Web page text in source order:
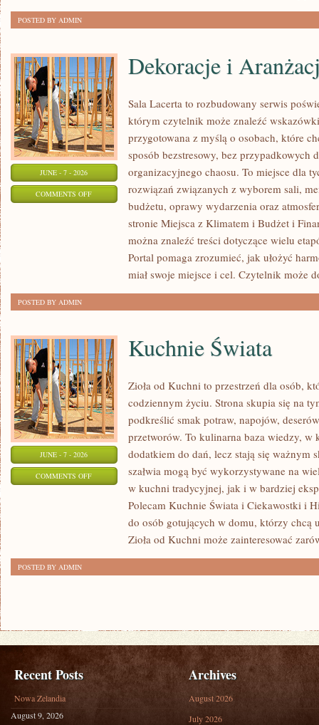
POSTED BY ADMIN
JUNE - 7 - 2026
COMMENTS OFFON
DEKORACJE
ARANŻACJE
Dekoracje i
Sala Lacerta to rozbudowany serwis
którym czytelnik może znaleźć
przygotowana z myślą o osobach, które
sposób bezstresowy, bez przypadkowych
organizacyjnego chaosu. To miejsce dla
rozwiązań związanych z wyborem sali,
budżetu, oprawy wydarzenia oraz
stronie Miejsca z Klimatem i Budżet i
można znaleźć treści dotyczące wielu
Portal pomaga zrozumieć, jak ułożyć
miał swoje miejsce i cel. Czytelnik może
POSTED BY ADMIN
JUNE - 7 - 2026
COMMENTS OFFON
Kuchnie Świata
Zioła od Kuchni to przestrzeń dla osób,
codziennym życiu. Strona skupia się na
podkreślić smak potraw, napojów,
przetworów. To kulinarna baza wiedzy, w
dodatkiem do dań, lecz stają się ważnym
szałwia mogą być wykorzystywane na
w kuchni tradycyjnej, jak i w bardziej
Polecam Kuchnie Świata i Ciekawostki i
do osób gotujących w domu, którzy chcą
Zioła od Kuchni może zainteresować
POSTED BY ADMIN
Recent Posts
Nowa Zelandia
August 9, 2026
Archives
August 2026
July 2026